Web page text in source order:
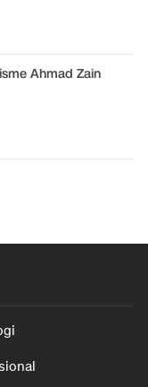
Ahmad Zain